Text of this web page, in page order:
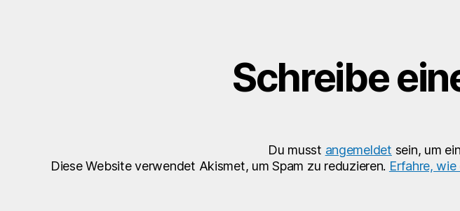
Schreibe
Du musst angemeldet sein, um
Diese Website verwendet Akismet, um Spam zu reduzieren. Erfahre,